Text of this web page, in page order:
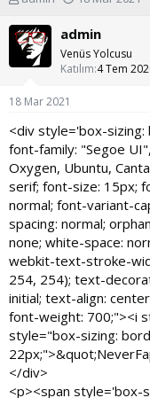
n
u
y
a
ş
l
a
t
a
n
ş
a
n
ç
t
r
i
h
i
admin
Venüs Yolcusu
Katılım 4 Tem
18 Mar 2021
<div style='box-
font-family: "Segoe
Oxygen, Ubuntu,
serif; font-size: 15px;
normal; font-variant-
spacing: normal;
none; white-space:
webkit-text-stroke-
254, 254); text-
initial; text-align:
font-weight: 700;"><i
style="box-sizing:
</div>
<p><span style='box-